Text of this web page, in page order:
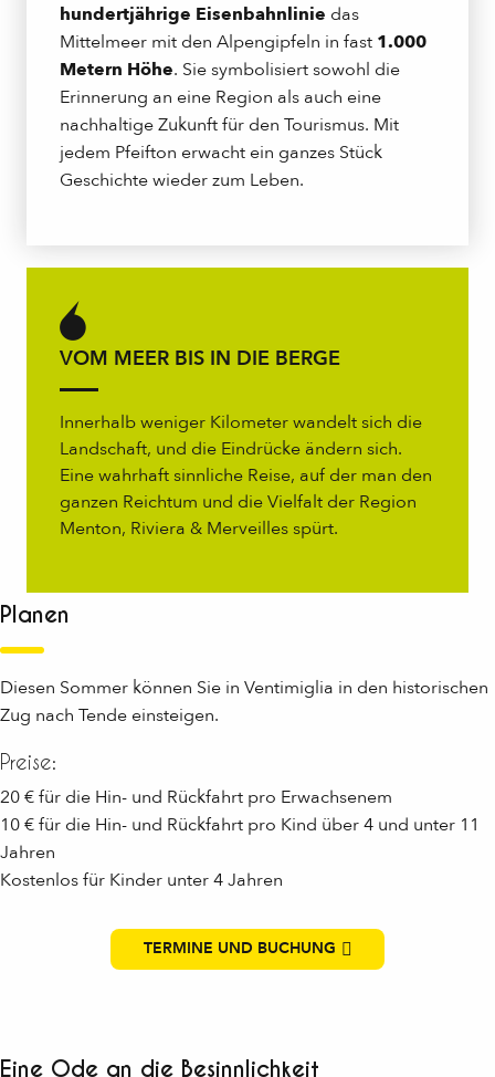
hundertjährige Eisenbahnlinie das
Mittelmeer mit den Alpengipfeln in fast 1.000
Metern Höhe. Sie symbolisiert sowohl die
Erinnerung an eine Region als auch eine
nachhaltige Zukunft für den Tourismus. Mit
jedem Pfeifton erwacht ein ganzes Stück
Geschichte wieder zum Leben.
VOM MEER BIS IN DIE BERGE
Innerhalb weniger Kilometer wandelt sich die
Landschaft, und die Eindrücke ändern sich.
Eine wahrhaft sinnliche Reise, auf der man den
ganzen Reichtum und die Vielfalt der Region
Menton, Riviera & Merveilles spürt.
Planen
Diesen Sommer können Sie in Ventimiglia in den historischen
Zug nach Tende einsteigen.
Preise:
20 € für die Hin- und Rückfahrt pro Erwachsenem
10 € für die Hin- und Rückfahrt pro Kind über 4 und unter 11
Jahren
Kostenlos für Kinder unter 4 Jahren
TERMINE UND BUCHUNG
Eine Ode an die Besinnlichkeit